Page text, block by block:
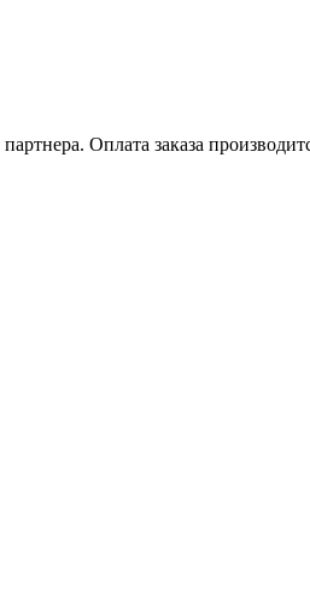
Оплата заказа